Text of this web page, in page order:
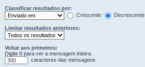
Classificar resultados por:
Crescente
Decrescente
Limitar resultados anteriores:
Voltar aos primeiros:
Digite 0 para ver a mensagem inteira.
caracteres das mensagens